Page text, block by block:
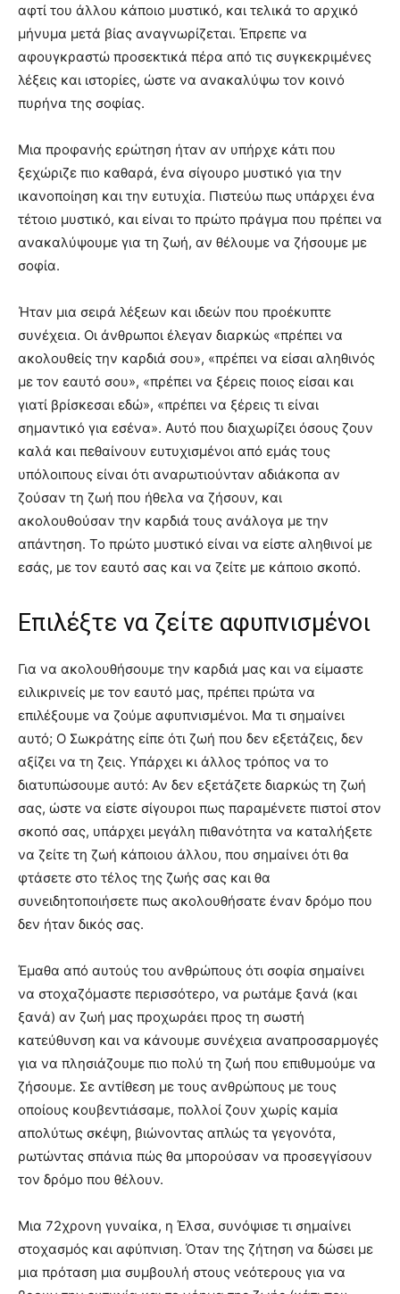
αφτί του άλλου κάποιο μυστικό, και τελικά το αρχικό
μήνυμα μετά βίας αναγνωρίζεται. Έπρεπε να
αφουγκραστώ προσεκτικά πέρα από τις συγκεκριμένες
λέξεις και ιστορίες, ώστε να ανακαλύψω τον κοινό
πυρήνα της σοφίας.
Μια προφανής ερώτηση ήταν αν υπήρχε κάτι που
ξεχώριζε πιο καθαρά, ένα σίγουρο μυστικό για την
ικανοποίηση και την ευτυχία. Πιστεύω πως υπάρχει ένα
τέτοιο μυστικό, και είναι το πρώτο πράγμα που πρέπει να
ανακαλύψουμε για τη ζωή, αν θέλουμε να ζήσουμε με
σοφία.
Ήταν μια σειρά λέξεων και ιδεών που προέκυπτε
συνέχεια. Οι άνθρωποι έλεγαν διαρκώς «πρέπει να
ακολουθείς την καρδιά σου», «πρέπει να είσαι αληθινός
με τον εαυτό σου», «πρέπει να ξέρεις ποιος είσαι και
γιατί βρίσκεσαι εδώ», «πρέπει να ξέρεις τι είναι
σημαντικό για εσένα». Αυτό που διαχωρίζει όσους ζουν
καλά και πεθαίνουν ευτυχισμένοι από εμάς τους
υπόλοιπους είναι ότι αναρωτιούνταν αδιάκοπα αν
ζούσαν τη ζωή που ήθελα να ζήσουν, και
ακολουθούσαν την καρδιά τους ανάλογα με την
απάντηση. Το πρώτο μυστικό είναι να είστε αληθινοί με
εσάς, με τον εαυτό σας και να ζείτε με κάποιο σκοπό.
Επιλέξτε να ζείτε αφυπνισμένοι
Για να ακολουθήσουμε την καρδιά μας και να είμαστε
ειλικρινείς με τον εαυτό μας, πρέπει πρώτα να
επιλέξουμε να ζούμε αφυπνισμένοι. Μα τι σημαίνει
αυτό; Ο Σωκράτης είπε ότι ζωή που δεν εξετάζεις, δεν
αξίζει να τη ζεις. Υπάρχει κι άλλος τρόπος να το
διατυπώσουμε αυτό: Αν δεν εξετάζετε διαρκώς τη ζωή
σας, ώστε να είστε σίγουροι πως παραμένετε πιστοί στον
σκοπό σας, υπάρχει μεγάλη πιθανότητα να καταλήξετε
να ζείτε τη ζωή κάποιου άλλου, που σημαίνει ότι θα
φτάσετε στο τέλος της ζωής σας και θα
συνειδητοποιήσετε πως ακολουθήσατε έναν δρόμο που
δεν ήταν δικός σας.
Έμαθα από αυτούς του ανθρώπους ότι σοφία σημαίνει
να στοχαζόμαστε περισσότερο, να ρωτάμε ξανά (και
ξανά) αν ζωή μας προχωράει προς τη σωστή
κατεύθυνση και να κάνουμε συνέχεια αναπροσαρμογές
για να πλησιάζουμε πιο πολύ τη ζωή που επιθυμούμε να
ζήσουμε. Σε αντίθεση με τους ανθρώπους με τους
οποίους κουβεντιάσαμε, πολλοί ζουν χωρίς καμία
απολύτως σκέψη, βιώνοντας απλώς τα γεγονότα,
ρωτώντας σπάνια πώς θα μπορούσαν να προσεγγίσουν
τον δρόμο που θέλουν.
Μια 72χρονη γυναίκα, η Έλσα, συνόψισε τι σημαίνει
στοχασμός και αφύπνιση. Όταν της ζήτηση να δώσει με
μια πρόταση μια συμβουλή στους νεότερους για να